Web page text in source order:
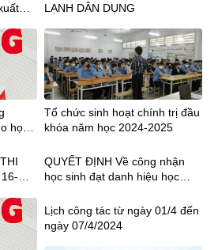
LẠNH DÂN DỤNG
học
Tổ chức sinh hoạt chính trị đầu
khóa năm học 2024-2025
QUYẾT ĐỊNH Về công nhận
học sinh đạt danh hiệu học
học 2022-2023
Lịch công tác từ ngày 01/4 đến
ngày 07/4/2024